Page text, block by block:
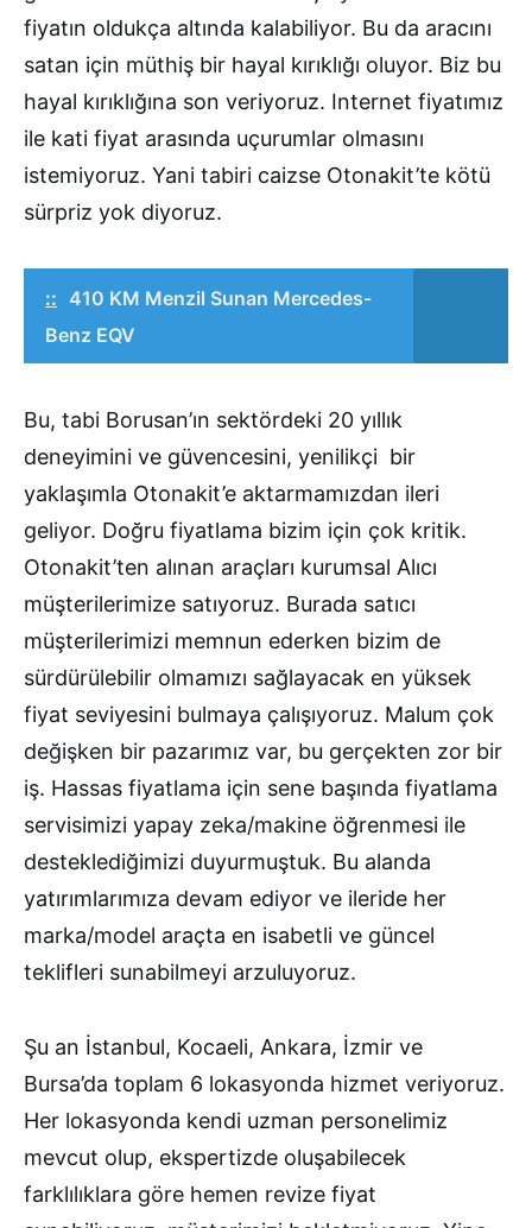
fiyatın oldukça altında kalabiliyor. Bu da aracını
satan için müthiş bir hayal kırıklığı oluyor. Biz bu
hayal kırıklığına son veriyoruz. Internet fiyatımız
ile kati fiyat arasında uçurumlar olmasını
istemiyoruz. Yani tabiri caizse Otonakit’te kötü
sürpriz yok diyoruz.
:: 410 KM Menzil Sunan Mercedes-
Benz EQV
Bu, tabi Borusan’ın sektördeki 20 yıllık
deneyimini ve güvencesini, yenilikçi bir
yaklaşımla Otonakit’e aktarmamızdan ileri
geliyor. Doğru fiyatlama bizim için çok kritik.
Otonakit’ten alınan araçları kurumsal Alıcı
müşterilerimize satıyoruz. Burada satıcı
müşterilerimizi memnun ederken bizim de
sürdürülebilir olmamızı sağlayacak en yüksek
fiyat seviyesini bulmaya çalışıyoruz. Malum çok
değişken bir pazarımız var, bu gerçekten zor bir
iş. Hassas fiyatlama için sene başında fiyatlama
servisimizi yapay zeka/makine öğrenmesi ile
desteklediğimizi duyurmuştuk. Bu alanda
yatırımlarımıza devam ediyor ve ileride her
marka/model araçta en isabetli ve güncel
teklifleri sunabilmeyi arzuluyoruz.
Şu an İstanbul, Kocaeli, Ankara, İzmir ve
Bursa’da toplam 6 lokasyonda hizmet veriyoruz.
Her lokasyonda kendi uzman personelimiz
mevcut olup, ekspertizde oluşabilecek
farklılıklara göre hemen revize fiyat